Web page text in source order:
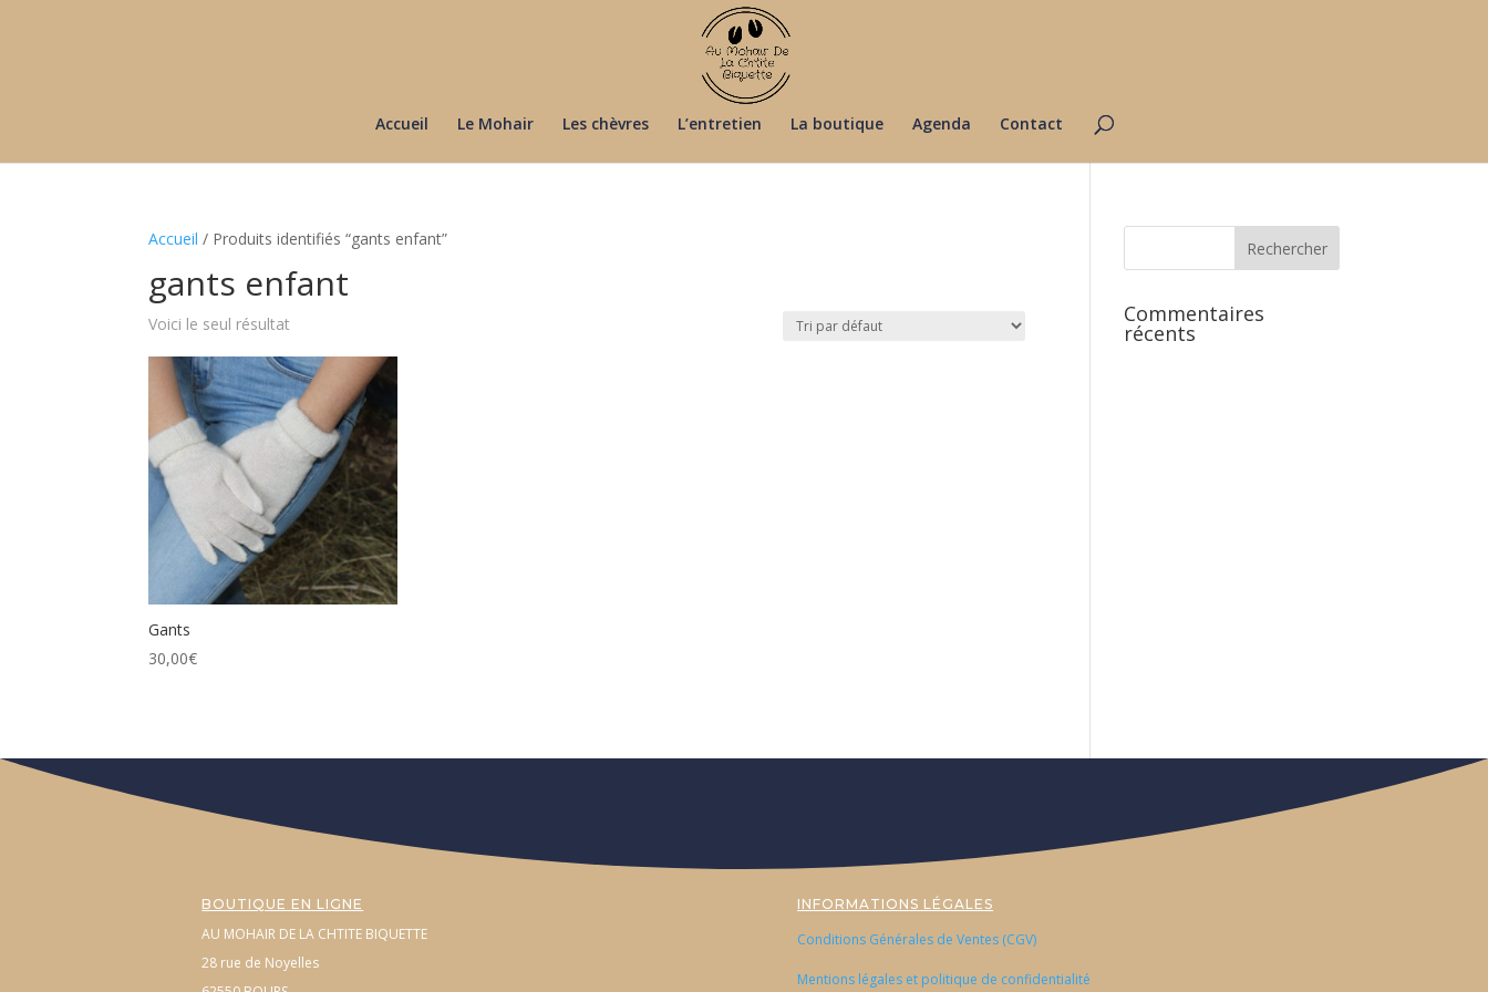
Accueil Le Mohair Les chèvres L’entretien La boutique Agenda Contact
Accueil / Produits identifiés “gants enfant”
gants enfant
Voici le seul résultat
Gants
30,00€
Commentaires
récents
BOUTIQUE EN LIGNE
AU MOHAIR DE LA CHTITE BIQUETTE
28 rue de Noyelles
INFORMATIONS LÉGALES
Conditions Générales de Ventes (CGV)
Mentions légales et politique de confidentialité